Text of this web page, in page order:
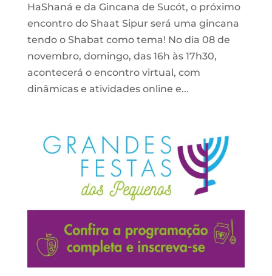
HaShaná e da Gincana de Sucót, o próximo
encontro do Shaat Sipur será uma gincana
tendo o Shabat como tema! No dia 08 de
novembro, domingo, das 16h às 17h30,
acontecerá o encontro virtual, com
dinâmicas e atividades online e...